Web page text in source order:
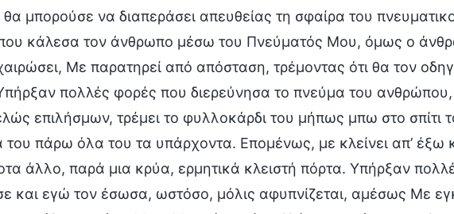
μπορούσε να διαπεράσει απευθείας τη σφαίρα του
κάλεσα τον άνθρωπο μέσω του Πνεύματός Μου, όμως ο
Με παρατηρεί από απόσταση, τρέμοντας ότι θα τον
πολλές φορές που διερεύνησα το πνεύμα του
επιλήσμων, τρέμει το φυλλοκάρδι του μήπως μπω στο σπίτι
του πάρω όλα του τα υπάρχοντα. Επομένως, με κλείνει απ’ έξω
άλλο, παρά μια κρύα, ερμητικά κλειστή πόρτα. Υπήρξαν
και εγώ τον έσωσα, ωστόσο, μόλις αφυπνίζεται, αμέσως Με